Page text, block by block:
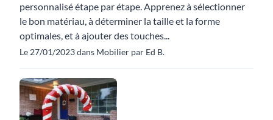
personnalisé étape par étape. Apprenez à sélectionner
le bon matériau, à déterminer la taille et la forme
optimales, et à ajouter des touches...
Le 27/01/2023 dans Mobilier par Ed B.